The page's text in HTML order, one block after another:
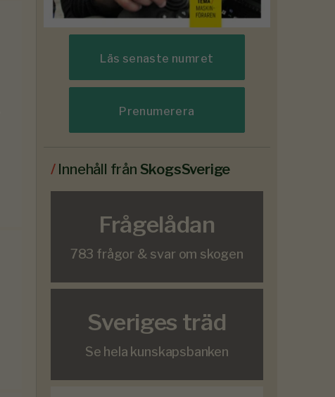
Läs senaste numret
Prenumerera
/ Innehåll från SkogsSverige
Frågelådan
783 frågor & svar om skogen
Sveriges träd
Se hela kunskapsbanken